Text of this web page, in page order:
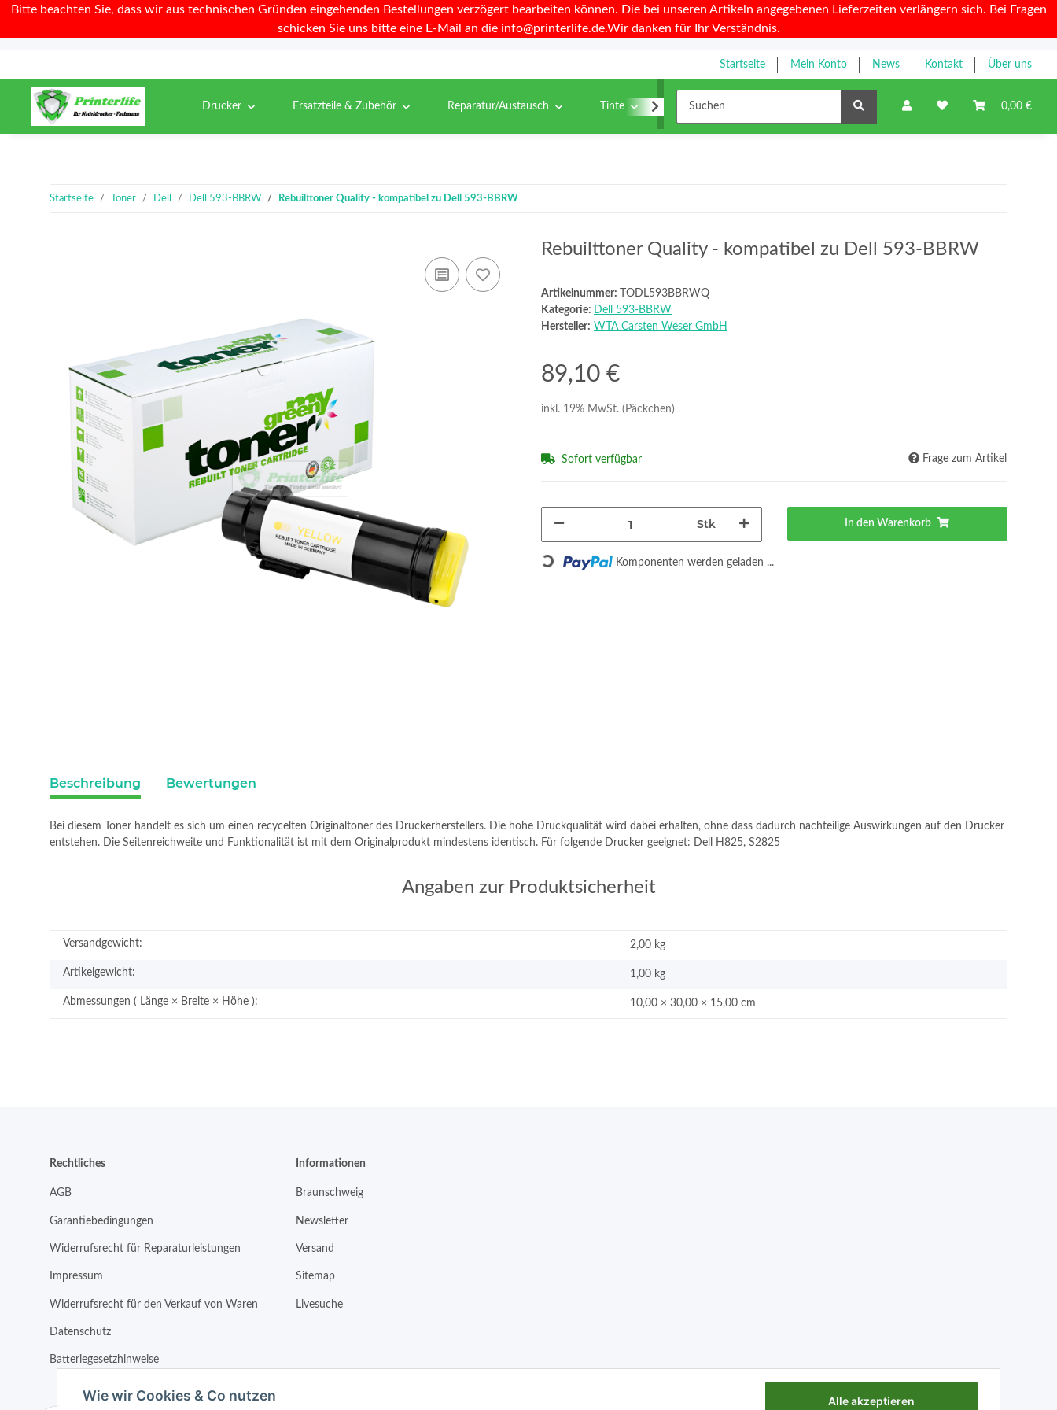
Bitte beachten Sie, dass wir aus technischen Gründen eingehenden Bestellungen verzögert bearbeiten können. Die bei unseren Artikeln angegebenen Lieferzeiten verlängern sich. Bei Fragen
schicken Sie uns bitte eine E-Mail an die info@printerlife.de.Wir danken für Ihr Verständnis.
Startseite Mein Konto News Kontakt Über uns
0,00 €
Drucker Ersatzteile & Zubehör Reparatur/Austausch Tinte Toner
Startseite Toner Dell Dell 593-BBRW Rebuilttoner Quality - kompatibel zu Dell 593-BBRW
Rebuilttoner Quality - kompatibel zu Dell 593-BBRW
Artikelnummer:
TODL593BBRWQ
Kategorie: Dell 593-BBRW
Hersteller: WTA Carsten Weser GmbH
89,10 €
inkl. 19% MwSt. (Päckchen)
Sofort verfügbar Frage zum Artikel
Stk In den Warenkorb
Loading... Komponenten werden geladen ...
Beschreibung Bewertungen
Bei diesem Toner handelt es sich um einen recycelten Originaltoner des Druckerherstellers. Die hohe Druckqualität wird dabei erhalten, ohne dass dadurch nachteilige Auswirkungen auf den Drucker
entstehen. Die Seitenreichweite und Funktionalität ist mit dem Originalprodukt mindestens identisch. Für folgende Drucker geeignet: Dell H825, S2825
Angaben zur Produktsicherheit
Versandgewicht: 2,00 kg
Artikelgewicht: 1,00 kg
Abmessungen ( Länge × Breite × Höhe ): 10,00 × 30,00 × 15,00 cm
Rechtliches
AGB
Garantiebedingungen
Widerrufsrecht für Reparaturleistungen
Impressum
Widerrufsrecht für den Verkauf von Waren
Datenschutz
Batteriegesetzhinweise
Informationen
Braunschweig
Newsletter
Versand
Sitemap
Livesuche
Wie wir Cookies & Co nutzen Alle akzeptieren